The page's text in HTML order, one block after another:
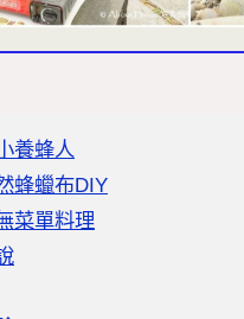
養蜂人
蜂蠟布DIY
菜單料理